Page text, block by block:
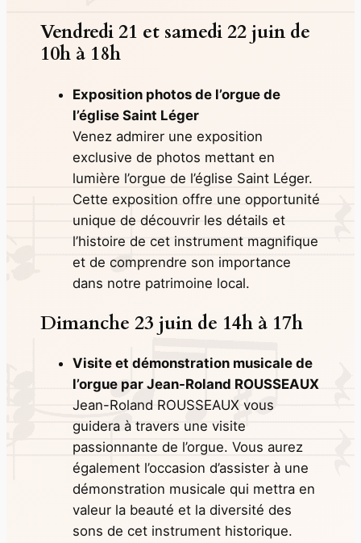
Vendredi 21 et samedi 22 juin de
10h à 18h
Exposition photos de l’orgue de
l’église Saint Léger
Venez admirer une exposition
exclusive de photos mettant en
lumière l’orgue de l’église Saint Léger.
Cette exposition offre une opportunité
unique de découvrir les détails et
l’histoire de cet instrument magnifique
et de comprendre son importance
dans notre patrimoine local.
Dimanche 23 juin de 14h à 17h
Visite et démonstration musicale de
l’orgue par Jean-Roland ROUSSEAUX
Jean-Roland ROUSSEAUX vous
guidera à travers une visite
passionnante de l’orgue. Vous aurez
également l’occasion d’assister à une
démonstration musicale qui mettra en
valeur la beauté et la diversité des
sons de cet instrument historique.